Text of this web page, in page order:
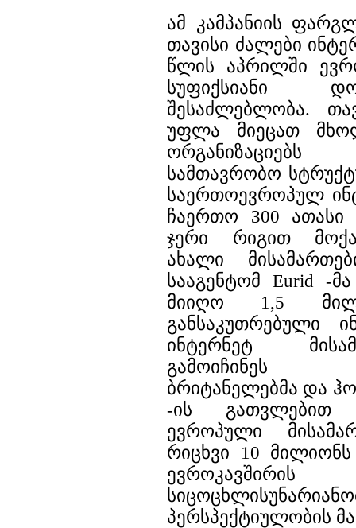
ამ კამპანიის
თავისი ძალები
წლის აპრილში
სუფიქსიანი
შესაძლებლობა.
უფლა მიეცათ
სამთავრობო
საერთოევროპულ
ჩაერთო 300 ათასი
ჯერი რიგით
ახალი
სააგენტომ Eurid -
მიიღო 1,5
განსაკუთრებული
ინტერნეტ
გამოიჩინეს
ბრიტანელებმა და
-ის
ევროპული
რიცხვი 10
პერსპექტიულობის